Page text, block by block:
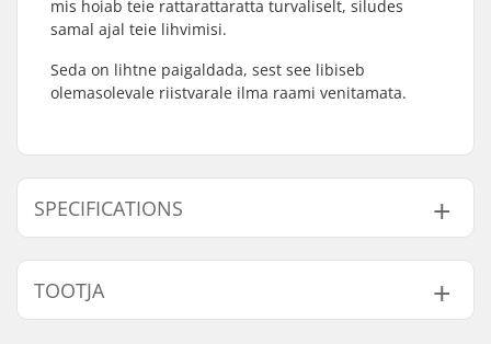
mis hoiab teie rattarattaratta turvaliselt, siludes
samal ajal teie lihvimisi.
Seda on lihtne paigaldada, sest see libiseb
olemasolevale riistvarale ilma raami venitamata.
SPECIFICATIONS
Telgede läbimõõt:
14mm
Juhi pool:
Kaal:
32g
TOOTJA